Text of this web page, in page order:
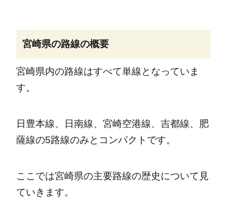
宮崎県の路線の概要
宮崎県内の路線はすべて単線となっていま
す。
日豊本線、日南線、宮崎空港線、吉都線、肥
薩線の5路線のみとコンパクトです。
ここでは宮崎県の主要路線の歴史について見
ていきます。